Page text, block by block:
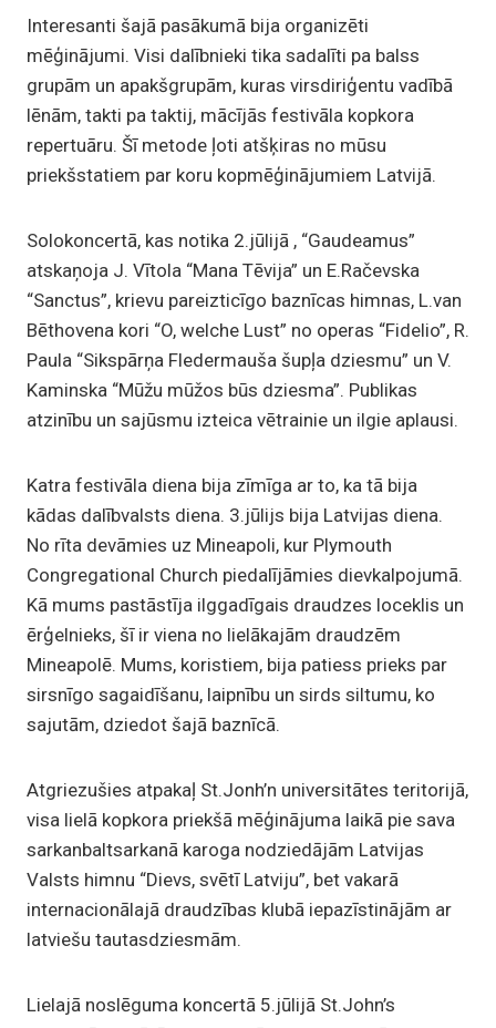
Interesanti šajā pasākumā bija organizēti
mēģinājumi. Visi dalībnieki tika sadalīti pa balss
grupām un apakšgrupām, kuras virsdiriģentu vadībā
lēnām, takti pa taktij, mācījās festivāla kopkora
repertuāru. Šī metode ļoti atšķiras no mūsu
priekšstatiem par koru kopmēģinājumiem Latvijā.
Solokoncertā, kas notika 2.jūlijā , “Gaudeamus”
atskaņoja J. Vītola “Mana Tēvija” un E.Račevska
“Sanctus”, krievu pareizticīgo baznīcas himnas, L.van
Bēthovena kori “O, welche Lust” no operas “Fidelio”, R.
Paula “Sikspārņa Fledermauša šupļa dziesmu” un V.
Kaminska “Mūžu mūžos būs dziesma”. Publikas
atzinību un sajūsmu izteica vētrainie un ilgie aplausi.
Katra festivāla diena bija zīmīga ar to, ka tā bija
kādas dalībvalsts diena. 3.jūlijs bija Latvijas diena.
No rīta devāmies uz Mineapoli, kur Plymouth
Congregational Church piedalījāmies dievkalpojumā.
Kā mums pastāstīja ilggadīgais draudzes loceklis un
ērģelnieks, šī ir viena no lielākajām draudzēm
Mineapolē. Mums, koristiem, bija patiess prieks par
sirsnīgo sagaidīšanu, laipnību un sirds siltumu, ko
sajutām, dziedot šajā baznīcā.
Atgriezušies atpakaļ St.Jonh’n universitātes teritorijā,
visa lielā kopkora priekšā mēģinājuma laikā pie sava
sarkanbaltsarkanā karoga nodziedājām Latvijas
Valsts himnu “Dievs, svētī Latviju”, bet vakarā
internacionālajā draudzības klubā iepazīstinājām ar
latviešu tautasdziesmām.
Lielajā noslēguma koncertā 5.jūlijā St.John’s